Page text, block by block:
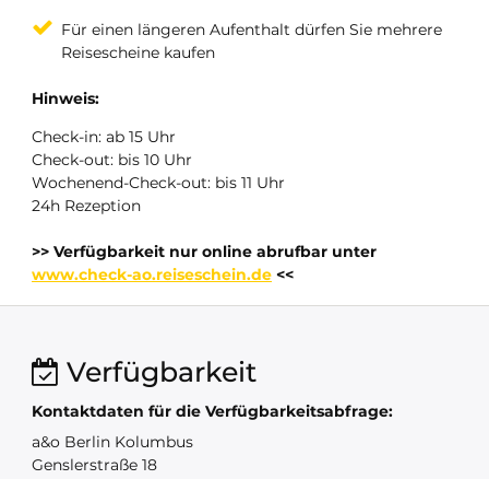
Für einen längeren Aufenthalt dürfen Sie mehrere
Reisescheine kaufen
Hinweis:
Check-in: ab 15 Uhr
Check-out: bis 10 Uhr
Wochenend-Check-out: bis 11 Uhr
24h Rezeption
>> Verfügbarkeit nur online abrufbar unter
www.check-ao.reiseschein.de <<
Verfügbarkeit
Kontaktdaten für die Verfügbarkeitsabfrage:
a&o Berlin Kolumbus
Genslerstraße 18